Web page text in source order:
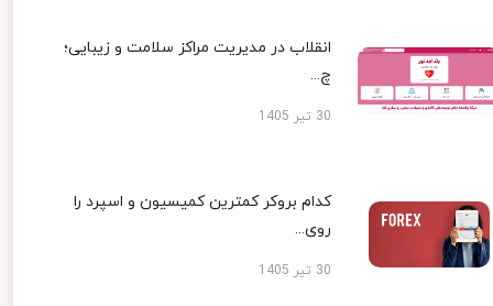
انقلاب در مدیریت مراکز سلامت و زیبایی؛
چ...
30 تیر 1405
کدام بروکر کمترین کمیسیون و اسپرد را
روی...
30 تیر 1405